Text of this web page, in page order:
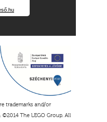
trademarks and/or
The LEGO Group. All